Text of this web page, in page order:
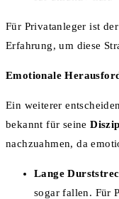
Für Privatanleger ist
Erfahrung, um diese
Emotionale
Ein weiterer
bekannt für seine
nachzuahmen, da
Lange
sogar fallen. Für